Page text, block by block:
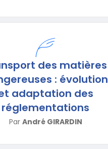
des matières
: évolution
adaptation des
réglementations
Par André GIRARDIN